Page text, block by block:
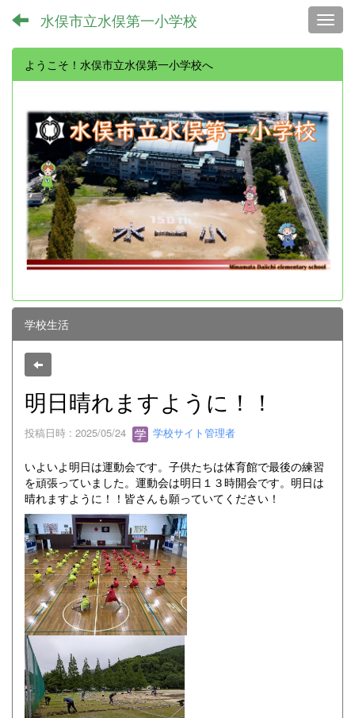
水俣市立水俣第一小学校
ようこそ！水俣市立水俣第一小学校へ
学校生活
明日晴れますように！！
投稿日時 : 2025/05/24 学校サイト管理者
いよいよ明日は運動会です。子供たちは体育館で最後の練習
を頑張っていました。運動会は明日１３時開会です。明日は
晴れますように！！皆さんも願っていてください！